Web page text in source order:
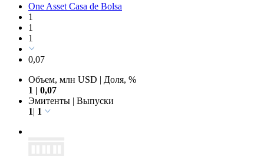
One Asset Casa de Bolsa
1
1
1
0,07
Объем, млн USD | Доля, %
1 | 0,07
Эмитенты | Выпуски
1| 1